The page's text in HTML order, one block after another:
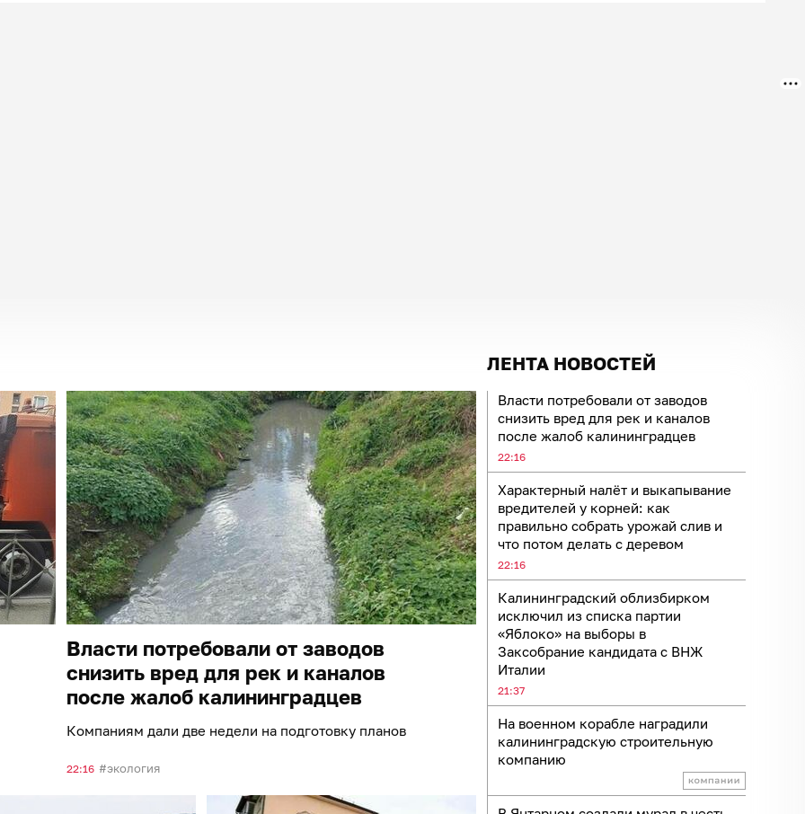
ЛЕНТА НОВОСТЕЙ
Власти потребовали от заводов
снизить вред для рек и каналов
после жалоб калининградцев
22:16
Характерный налёт и выкапывание
вредителей у корней: как
правильно собрать урожай слив и
что потом делать с деревом
22:16
Калининградский облизбирком
исключил из списка партии
«Яблоко» на выборы в
Заксобрание кандидата с ВНЖ
Италии
21:37
На военном корабле наградили
калининградскую строительную
компанию
Власти потребовали от заводов
снизить вред для рек и каналов
после жалоб калининградцев
Компаниям дали две недели на подготовку планов
22:16 экология